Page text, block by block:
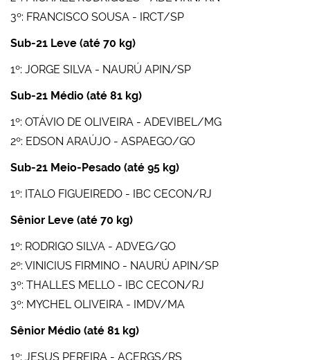
3º: FRANCISCO SOUSA - IRCT/SP
Sub-21 Leve (até 70 kg)
1º: JORGE SILVA - NAURÚ APIN/SP
Sub-21 Médio (até 81 kg)
1º: OTÁVIO DE OLIVEIRA - ADEVIBEL/MG
2º: EDSON ARAÚJO - ASPAEGO/GO
Sub-21 Meio-Pesado (até 95 kg)
1º: ITALO FIGUEIREDO - IBC CECON/RJ
Sênior Leve (até 70 kg)
1º: RODRIGO SILVA - ADVEG/GO
2º: VINICIUS FIRMINO - NAURÚ APIN/SP
3º: THALLES MELLO - IBC CECON/RJ
3º: MYCHEL OLIVEIRA - IMDV/MA
Sênior Médio (até 81 kg)
1º: JESUS PEREIRA - ACERGS/RS